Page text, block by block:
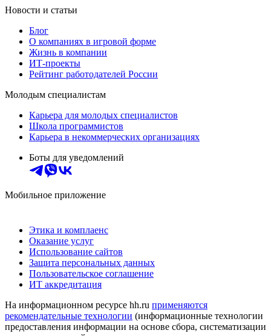
Новости и статьи
Блог
О компаниях в игровой форме
Жизнь в компании
ИТ-проекты
Рейтинг работодателей России
Молодым специалистам
Карьера для молодых специалистов
Школа программистов
Карьера в некоммерческих организациях
Боты для уведомлений
Мобильное приложение
Этика и комплаенс
Оказание услуг
Использование сайтов
Защита персональных данных
Пользовательское соглашение
ИТ аккредитация
На информационном ресурсе hh.ru применяются
рекомендательные технологии (информационные технологии
предоставления информации на основе сбора, систематизации